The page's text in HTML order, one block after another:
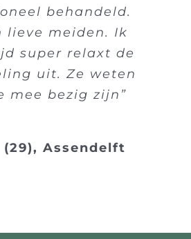
behandeld.
lieve meiden. Ik
super relaxt de
uit. Ze weten
mee bezig zijn”
(29), Assendelft